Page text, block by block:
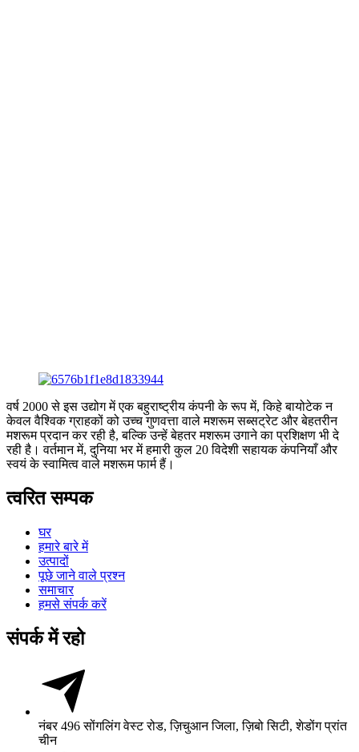
वर्ष 2000 से इस उद्योग में एक बहुराष्ट्रीय कंपनी के रूप में, किहे बायोटेक न
केवल वैश्विक ग्राहकों को उच्च गुणवत्ता वाले मशरूम सब्सट्रेट और बेहतरीन
मशरूम प्रदान कर रही है, बल्कि उन्हें बेहतर मशरूम उगाने का प्रशिक्षण भी दे
रही है। वर्तमान में, दुनिया भर में हमारी कुल 20 विदेशी सहायक कंपनियाँ और
स्वयं के स्वामित्व वाले मशरूम फार्म हैं।
त्वरित सम्पक
घर
हमारे बारे में
उत्पादों
पूछे जाने वाले प्रश्न
समाचार
हमसे संपर्क करें
संपर्क में रहो
नंबर 496 सोंगलिंग वेस्ट रोड, ज़िचुआन जिला, ज़िबो सिटी, शेडोंग प्रांत
चीन